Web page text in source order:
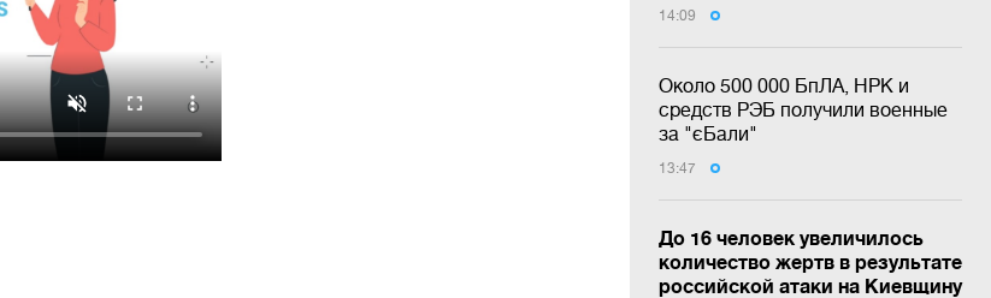
14:09
Около 500 000 БпЛА, НРК и
средств РЭБ получили военные
за "єБали"
13:47
До 16 человек увеличилось
количество жертв в результате
российской атаки на Киевщину